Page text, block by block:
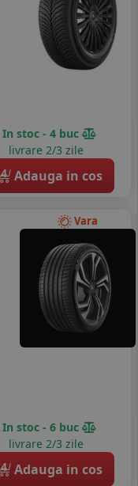
In stoc - 4 buc
livrare 2/3 zile
4 Adauga in cos
Vara
In stoc - 6 buc
livrare 2/3 zile
4 Adauga in cos